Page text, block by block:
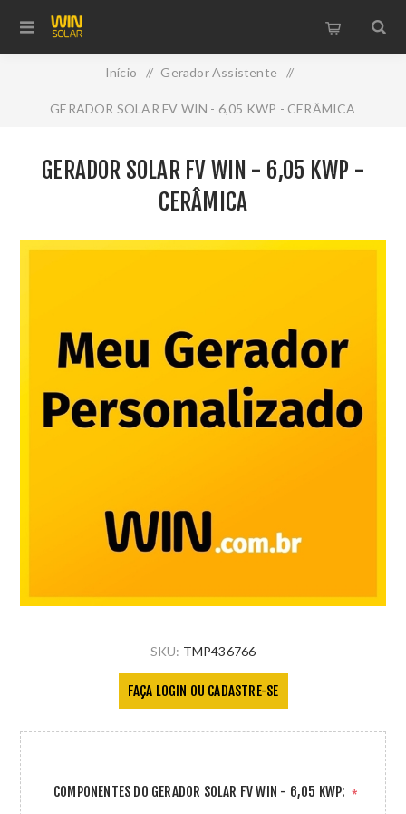
Início / Gerador Assistente /
GERADOR SOLAR FV WIN - 6,05 KWP - CERÂMICA
GERADOR SOLAR FV WIN - 6,05 KWP -
CERÂMICA
SKU: TMP436766
FAÇA LOGIN OU CADASTRE-SE
COMPONENTES DO GERADOR SOLAR FV WIN - 6,05 KWP: *